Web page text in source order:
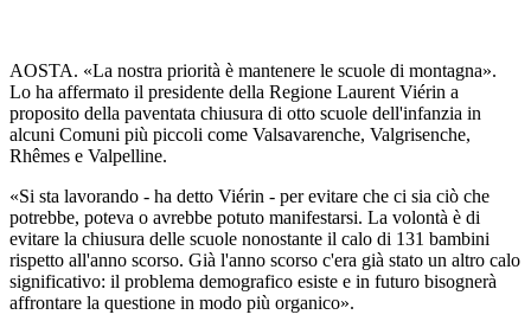
AOSTA. «La nostra priorità è mantenere le scuole di montagna».
Lo ha affermato il presidente della Regione Laurent Viérin a
proposito della paventata chiusura di otto scuole dell'infanzia in
alcuni Comuni più piccoli come Valsavarenche, Valgrisenche,
Rhêmes e Valpelline.
«Si sta lavorando - ha detto Viérin - per evitare che ci sia ciò che
potrebbe, poteva o avrebbe potuto manifestarsi. La volontà è di
evitare la chiusura delle scuole nonostante il calo di 131 bambini
rispetto all'anno scorso. Già l'anno scorso c'era già stato un altro calo
significativo: il problema demografico esiste e in futuro bisognerà
affrontare la questione in modo più organico».